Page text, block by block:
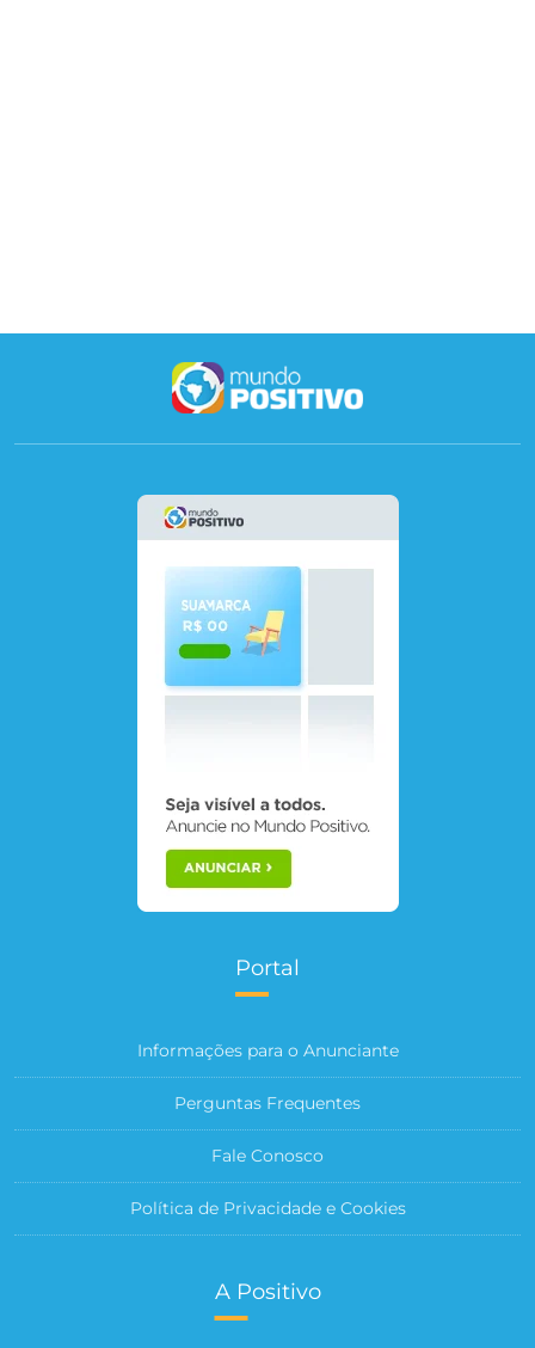
Portal
Informações para o Anunciante
Perguntas Frequentes
Fale Conosco
Política de Privacidade e Cookies
A Positivo